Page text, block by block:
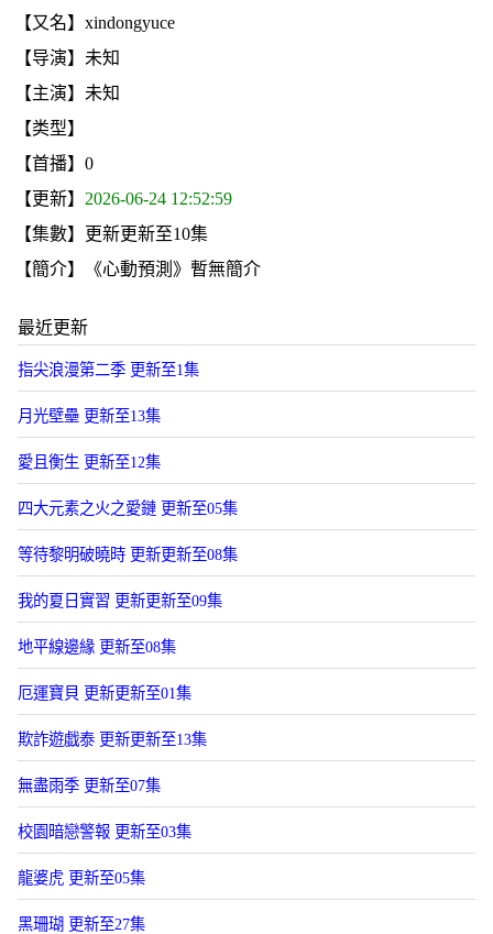
【又名】xindongyuce
【导演】未知
【主演】未知
【类型】
【首播】0
【更新】 2026-06-24 12:52:59
【集數】更新更新至10集
【簡介】《心動預測》暫無簡介
最近更新
指尖浪漫第二季 更新至1集
月光壁壘 更新至13集
愛且衡生 更新至12集
四大元素之火之愛鏈 更新至05集
等待黎明破曉時 更新更新至08集
我的夏日實習 更新更新至09集
地平線邊緣 更新至08集
厄運寶貝 更新更新至01集
欺詐遊戯泰 更新更新至13集
無盡雨季 更新至07集
校園暗戀警報 更新至03集
龍婆虎 更新至05集
黑珊瑚 更新至27集